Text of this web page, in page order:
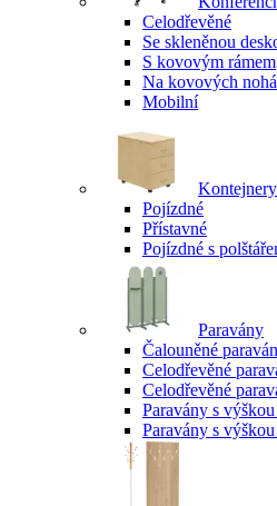
Celodřevěné
Se skleněnou
S kovovým rámem
Na kovových
Mobilní
Pojízdné
Přístavné
Pojízdné s
Paravány
Čalouněné
Celodřevěné
Celodřevěné
Paravány s
Paravány s